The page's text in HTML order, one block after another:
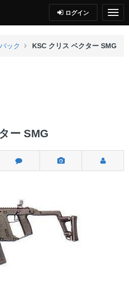
ログイン
ック KSC クリス ベクター SMG
ー SMG